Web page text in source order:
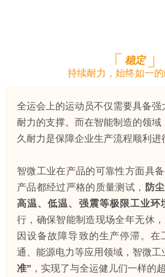
稳定
持续耐力，始终如一
全运会上的运动员不仅需要具备强
耐力的支撑。而在智能制造的领域
久耐力是保障企业生产流程顺利进
智微工业在产品的可靠性方面具
产品都经过严格的质量测试，
防
高温、低温、强震等极限工业环
行，确保智能制造现场全年无休
因设备故障导致的生产停滞。在
通、能源电力等应用领域，智微工
准” ，实现了与全运健儿们一样的